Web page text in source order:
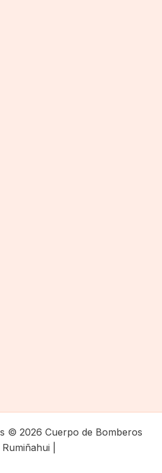
© 2026 Cuerpo de Bomberos
Rumiñahui |